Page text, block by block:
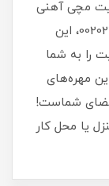
مچی آهنی
افتخار کنید! با قطر 65 میلی‌متر و کد 00202343، این
را به شما
مهره‌های
فضای شماست!
یا محل کار